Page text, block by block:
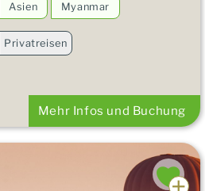
Asien Myanmar
Privatreisen
Mehr Infos und Buchung